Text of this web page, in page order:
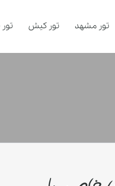
تور مشهد تور کیش